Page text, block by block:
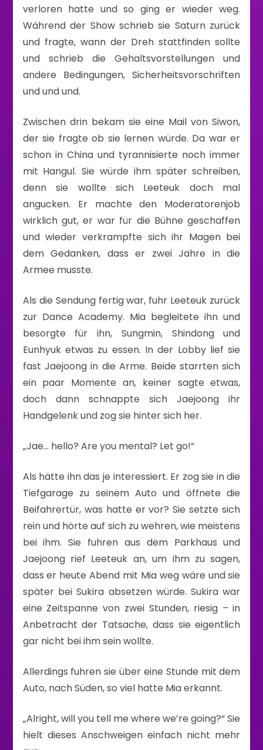
verloren hatte und so ging er wieder weg.
Während der Show schrieb sie Saturn zurück
und fragte, wann der Dreh stattfinden sollte
und schrieb die Gehaltsvorstellungen und
andere Bedingungen, Sicherheitsvorschriften
und und und.
Zwischen drin bekam sie eine Mail von Siwon,
der sie fragte ob sie lernen würde. Da war er
schon in China und tyrannisierte noch immer
mit Hangul. Sie würde ihm später schreiben,
denn sie wollte sich Leeteuk doch mal
angucken. Er machte den Moderatorenjob
wirklich gut, er war für die Bühne geschaffen
und wieder verkrampfte sich ihr Magen bei
dem Gedanken, dass er zwei Jahre in die
Armee musste.
Als die Sendung fertig war, fuhr Leeteuk zurück
zur Dance Academy. Mia begleitete ihn und
besorgte für ihn, Sungmin, Shindong und
Eunhyuk etwas zu essen. In der Lobby lief sie
fast Jaejoong in die Arme. Beide starrten sich
ein paar Momente an, keiner sagte etwas,
doch dann schnappte sich Jaejoong ihr
Handgelenk und zog sie hinter sich her.
„Jae… hello? Are you mental? Let go!“
Als hätte ihn das je interessiert. Er zog sie in die
Tiefgarage zu seinem Auto und öffnete die
Beifahrertür, was hatte er vor? Sie setzte sich
rein und hörte auf sich zu wehren, wie meistens
bei ihm. Sie fuhren aus dem Parkhaus und
Jaejoong rief Leeteuk an, um ihm zu sagen,
dass er heute Abend mit Mia weg wäre und sie
später bei Sukira absetzen würde. Sukira war
eine Zeitspanne von zwei Stunden, riesig – in
Anbetracht der Tatsache, dass sie eigentlich
gar nicht bei ihm sein wollte.
Allerdings fuhren sie über eine Stunde mit dem
Auto, nach Süden, so viel hatte Mia erkannt.
„Alright, will you tell me where we’re going?“ Sie
hielt dieses Anschweigen einfach nicht mehr